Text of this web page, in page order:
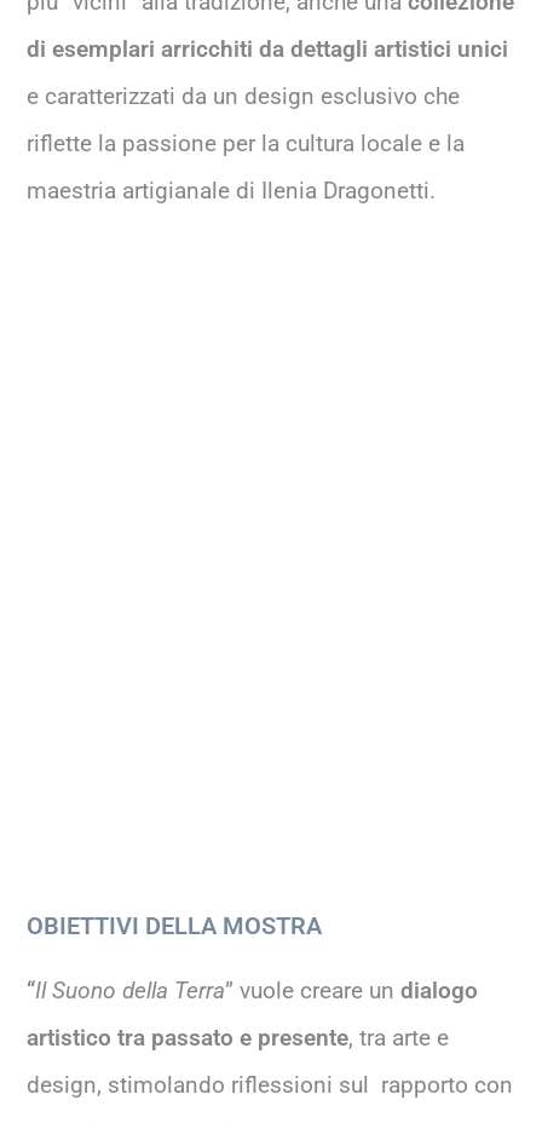
di esemplari arricchiti da dettagli artistici unici
e caratterizzati da un design esclusivo che
riflette la passione per la cultura locale e la
maestria artigianale di Ilenia Dragonetti.
OBIETTIVI DELLA MOSTRA
“Il Suono della Terra” vuole creare undialogo
artistico tra passato e presente, tra arte e
design, stimolando riflessioni sul rapporto con